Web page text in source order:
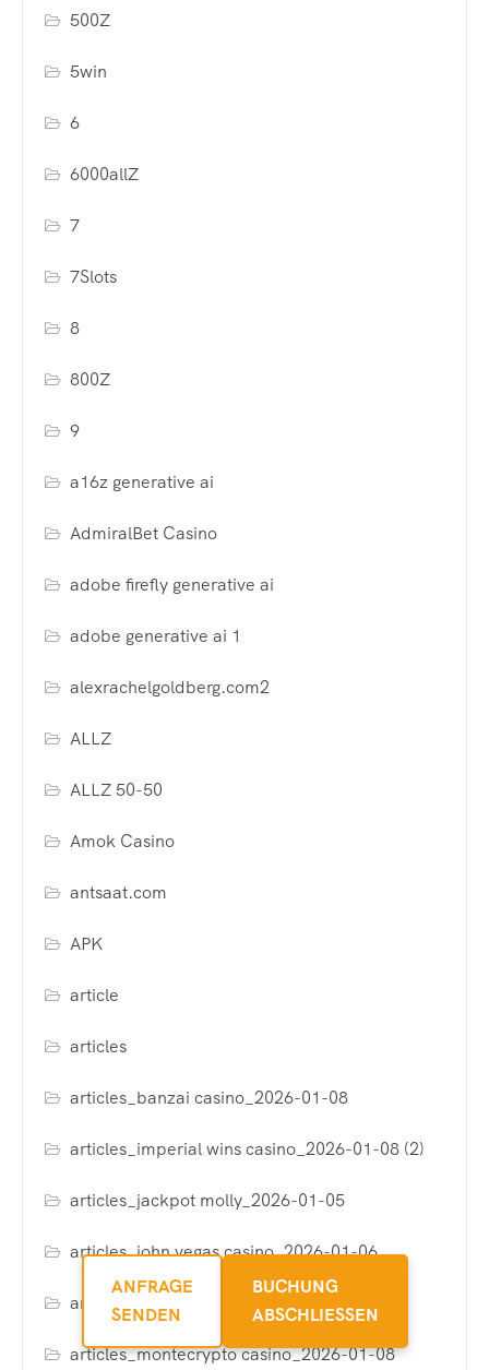
500Z
5win
6
6000allZ
7
7Slots
8
800Z
9
a16z generative ai
AdmiralBet Casino
adobe firefly generative ai
adobe generative ai 1
alexrachelgoldberg.com2
ALLZ
ALLZ 50-50
Amok Casino
antsaat.com
APK
article
articles
articles_banzai casino_2026-01-08
articles_imperial wins casino_2026-01-08 (2)
articles_jackpot molly_2026-01-05
articles_john vegas casino_2026-01-06
articles_megawin casino_2026-01-07
articles_montecrypto casino_2026-01-08
ANFRAGE
SENDEN
BUCHUNG
ABSCHLIESSEN